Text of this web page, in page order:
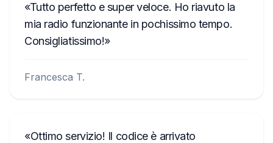
Tutto perfetto e super veloce. Ho riavuto la
mia radio funzionante in pochissimo tempo.
Consigliatissimo!
Francesca T.
Ottimo servizio! Il codice è arrivato